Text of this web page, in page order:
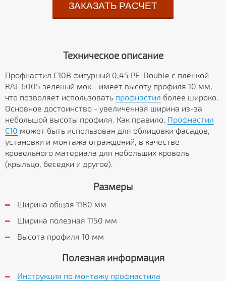
ЗАКАЗАТЬ РАСЧЕТ
Техническое описание
Профнастил С10B фигурный 0,45 PE-Double с пленкой
RAL 6005 зеленый мох - имеет высоту профиля 10 мм,
что позволяет использовать профнастил более широко.
Основное достоинство - увеличенная ширина из-за
небольшой высоты профиля. Как правило, Профнастил
C10 может быть использован для облицовки фасадов,
установки и монтажа ограждений, в качестве
кровельного материала для небольших кровель
(крыльцо, беседки и другое).
Размеры
Ширина общая 1180 мм
Ширина полезная 1150 мм
Высота профиля 10 мм
Полезная информация
Инструкция по монтажу профнастила